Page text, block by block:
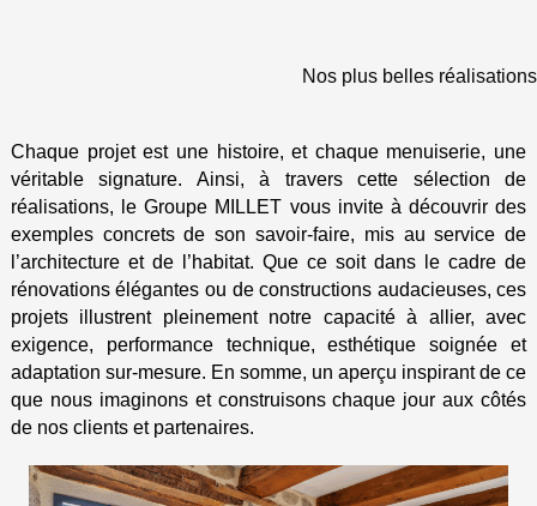
Nos plus belles réalisations
Chaque projet est une histoire, et chaque menuiserie, une
véritable signature. Ainsi, à travers cette sélection de
réalisations, le Groupe MILLET vous invite à découvrir des
exemples concrets de son savoir-faire, mis au service de
l’architecture et de l’habitat. Que ce soit dans le cadre de
rénovations élégantes ou de constructions audacieuses, ces
projets illustrent pleinement notre capacité à allier, avec
exigence, performance technique, esthétique soignée et
adaptation sur-mesure. En somme, un aperçu inspirant de ce
que nous imaginons et construisons chaque jour aux côtés
de nos clients et partenaires.